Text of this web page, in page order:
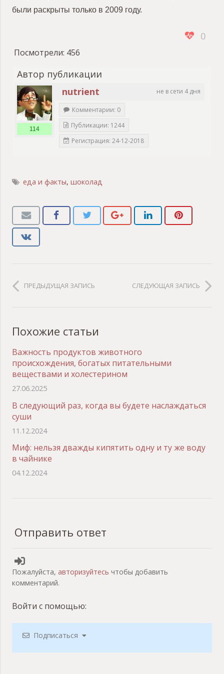
были раскрыты только в 2009 году.
0
Посмотрели: 456
Автор публикации
не в сети 4 дня
nutrient
114
Комментарии: 0
Публикации: 1244
Регистрация: 24-12-2018
еда и факты,шоколад
ПРЕДЫДУЩАЯ ЗАПИСЬ СЛЕДУЮЩАЯ ЗАПИСЬ
Похожие статьи
Важность продуктов животного
происхождения, богатых питательными
веществами и холестерином
27.06.2025
В следующий раз, когда вы будете наслаждаться
суши
11.12.2024
Миф: нельзя дважды кипятить одну и ту же воду
в чайнике
04.12.2024
Отправить ответ
Пожалуйста, авторизуйтесь чтобы добавить
комментарий.
Войти с помощью:
Подписаться